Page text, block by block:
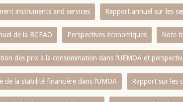
instruments and services Rapport annuel sur les
de la BCEAO Perspectives économiques Note
des prix à la consommation dans l‘UEMOA et
de la stabilité financière dans l‘UMOA Rapport sur les